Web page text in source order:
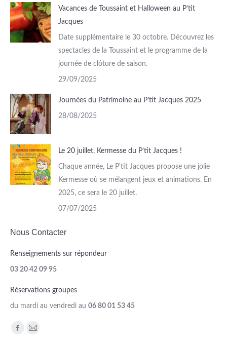
Vacances de Toussaint et Halloween au P’tit
Jacques
Date supplémentaire le 30 octobre. Découvrez les
spectacles de la Toussaint et le programme de la
journée de clôture de saison.
29/09/2025
Journées du Patrimoine au P’tit Jacques 2025
28/08/2025
Le 20 juillet, Kermesse du P’tit Jacques !
Chaque année, Le P'tit Jacques propose une jolie
Kermesse où se mélangent jeux et animations. En
2025, ce sera le 20 juillet.
07/07/2025
Nous Contacter
Renseignements sur répondeur
03 20 42 09 95
Réservations groupes
du mardi au vendredi au 06 80 01 53 45
Trouvez nous sur :